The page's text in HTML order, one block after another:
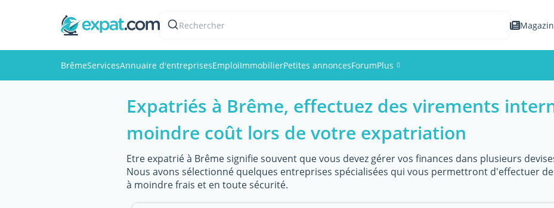
Rechercher
BrêmeServicesAnnuaire d'entreprisesEmploiImmobilierPetites annoncesForumPlus
Événements
Membres
Photos
Expatriés à Brême, effectuez des virements
moindre coût lors de votre expatriation
Etre expatrié à Brême signifie souvent que vous devez gérer vos finances dans plusieurs
Nous avons sélectionné quelques entreprises spécialisées qui vous permettront d'effectuer
à moindre frais et en toute sécurité.